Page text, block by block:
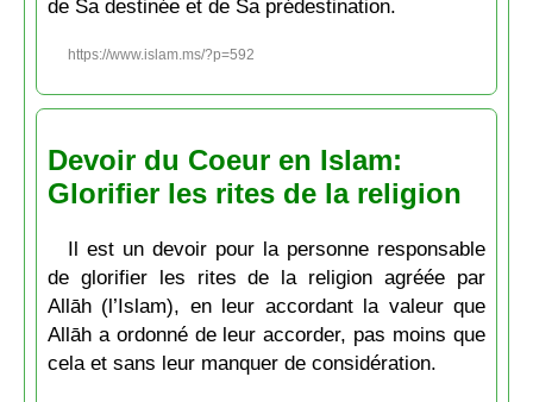
de Sa destinée et de Sa prédestination.
https://www.islam.ms/?p=592
Devoir du Coeur en Islam:
Glorifier les rites de la religion
Il est un devoir pour la personne responsable
de glorifier les rites de la religion agréée par
Allāh (l’Islam), en leur accordant la valeur que
Allāh a ordonné de leur accorder, pas moins que
cela et sans leur manquer de considération.